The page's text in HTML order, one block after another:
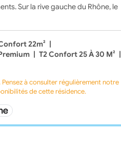
Sur la rive gauche du Rhône, le
22m² |
| T2 Confort 25 À 30 M² |
à consulter régulièrement notre
de cette résidence.